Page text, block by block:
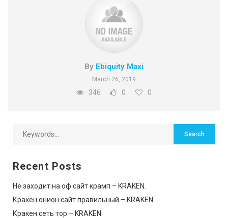
By Ebiquity Maxi
March 26, 2019
346 0 0
Recent Posts
Не заходит на оф сайт крамп – KRAKEN.
Кракен онион сайт правильный – KRAKEN.
Кракен сеть тор – KRAKEN.